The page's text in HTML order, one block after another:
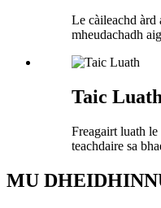
Le càileachd àrd
mheudachadh
Taic
Freagairt luath
teachdaire sa
MU DHEIDHINN